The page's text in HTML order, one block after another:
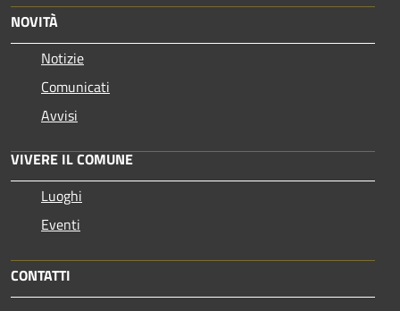
NOVITÀ
Notizie
Comunicati
Avvisi
VIVERE IL COMUNE
Luoghi
Eventi
CONTATTI